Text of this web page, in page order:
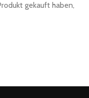
gekauft haben,